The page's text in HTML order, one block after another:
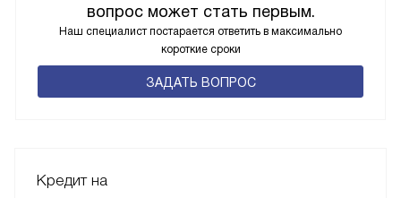
вопрос может стать первым.
Наш специалист постарается ответить в максимально
короткие сроки
ЗАДАТЬ ВОПРОС
Кредит на